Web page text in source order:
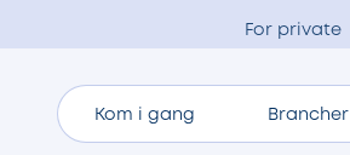
For private
Kom i gang Brancher